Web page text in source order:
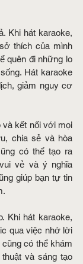
Khi hát karaoke,
thích của mình
quên đi những lo
Hát karaoke
giảm nguy cơ
và kết nối với mọi
chia sẻ và hòa
có thể tạo ra
vẻ và ý nghĩa
giúp bạn tự tin
Khi hát karaoke,
qua việc nhớ lời
có thể khám
và sáng tạo